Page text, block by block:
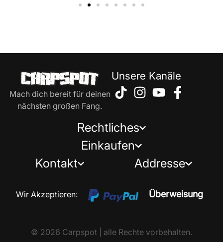
Mach dich bereit für deinen
nächsten großen Fang.
Unsere Kanäle
Rechtliches
Einkaufen
Kontakt
Addresse
Wir Akzeptieren: Überweisung
© 2026 Carpspot | alle Rechte vorbehalten.